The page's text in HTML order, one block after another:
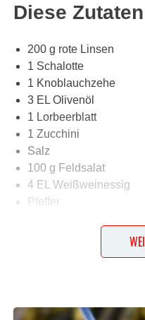
Diese
200 g rote Linsen
1 Schalotte
1 Knoblauchzehe
3 EL Olivenöl
1 Lorbeerblatt
1 Zucchini
Salz
100 g Feldsalat
4 EL Weißweinessig
Pfeffer
Dann hinterlasse doch
Ende dieser Seite &